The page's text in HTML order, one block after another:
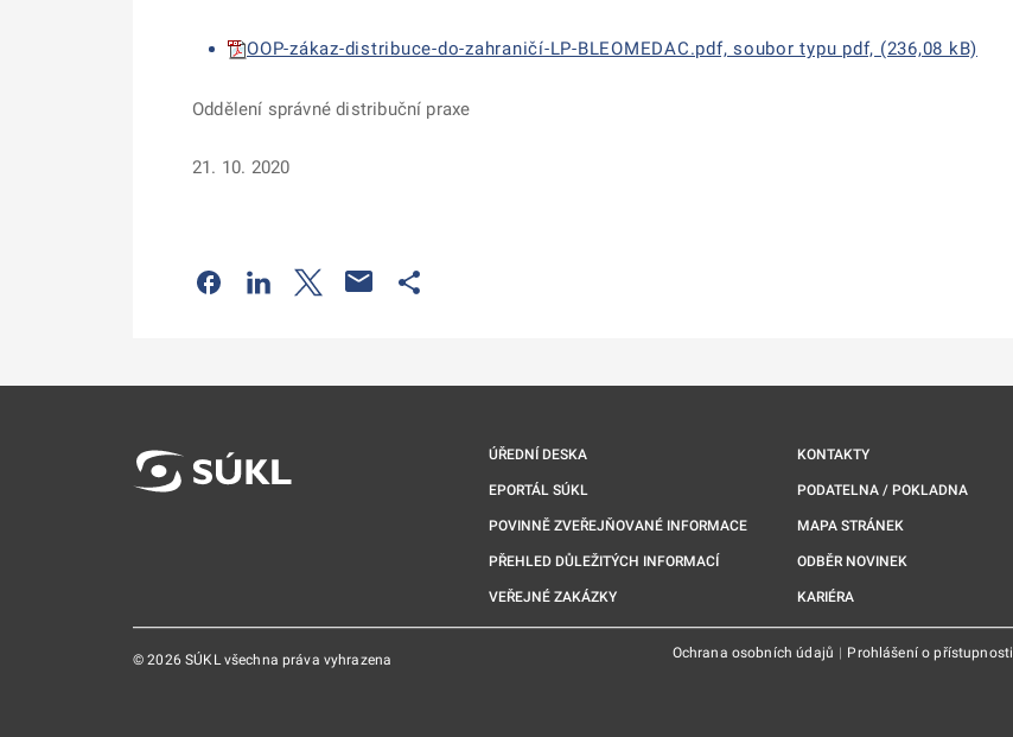
OOP-zákaz-distribuce-do-zahraničí-LP-BLEOMEDAC.pdf, soubor typu pdf, (236,08 kB)
Oddělení správné distribuční praxe
21. 10. 2020
Odkaz se otevře na nové kartě
Odkaz se otevře na nové kartě
Odkaz se otevře na nové kartě
ÚŘEDNÍ DESKA
EPORTÁL SÚKL
POVINNĚ ZVEŘEJŇOVANÉ INFORMACE
PŘEHLED DŮLEŽITÝCH INFORMACÍ
VEŘEJNÉ ZAKÁZKY
KONTAKTY
PODATELNA / POKLADNA
MAPA STRÁNEK
ODBĚR NOVINEK
KARIÉRA
© 2026 SÚKL všechna práva vyhrazena Ochrana osobních údajů | Prohlášení o přístupnosti